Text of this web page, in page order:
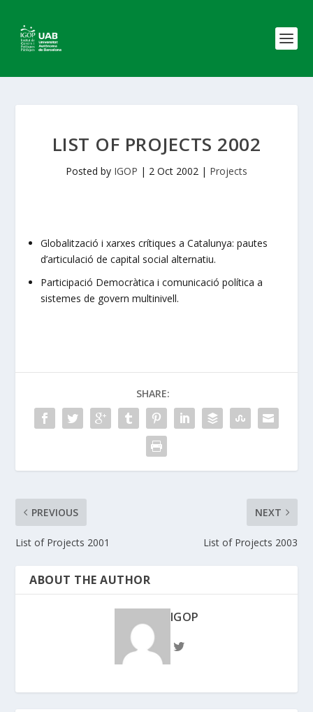
LIST OF PROJECTS 2002
Posted by IGOP | 2 Oct 2002 | Projects
Globalització i xarxes crítiques a Catalunya: pautes
d’articulació de capital social alternatiu.
Participació Democràtica i comunicació política a
sistemes de govern multinivell.
SHARE:
PREVIOUS
List of Projects 2001
NEXT
List of Projects 2003
ABOUT THE AUTHOR
IGOP